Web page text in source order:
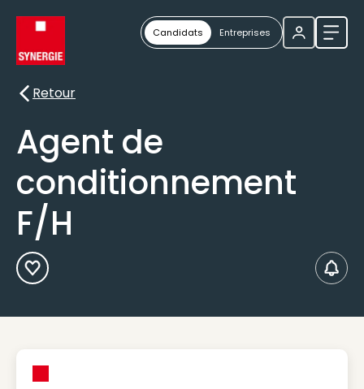
Candidats Entreprises
Retour
Retour
Agent de
conditionnement
F/H
Ajouter aux Favoris